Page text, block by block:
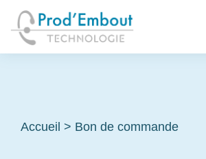
Accueil > Bon de commande